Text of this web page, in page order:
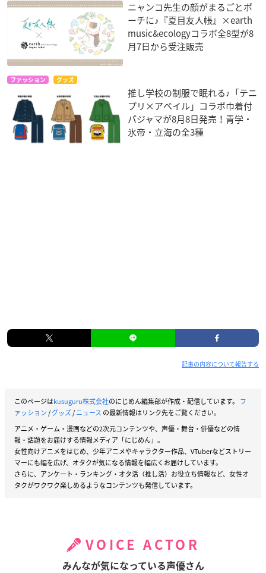
ニャンコ先生の顔がまるごとポ
ーチに♪『夏目友人帳』×earth
music&ecologyコラボ全8型が8
月7日から受注販売
ファッション グッズ
推し学校の制服で眠れる♪「テニ
プリ×アベイル」コラボ巾着付
パジャマが8月8日発売！青学・
氷帝・立海の全3種
記事の内容について報告する
このページはkusuguru株式会社のにじめん編集部が作成・配信しています。 フ
ァッション/グッズ/ニュース の最新情報はリンク先をご覧ください。
アニメ・ゲーム・漫画などの2次元コンテンツや、声優・舞台・俳優などの情
報・話題をお届けする情報メディア「にじめん」。
女性向けアニメをはじめ、少年アニメやキャラクター作品、VTuberなどストリー
マーにも幅を広げ、オタクが気になる情報を幅広くお届けしています。
さらに、アンケート・ランキング・オタ活（推し活）お役立ち情報など、女性オ
タクがワクワク楽しめるようなコンテンツも発信しています。
VOICE ACTOR
みんなが気になっている声優さん